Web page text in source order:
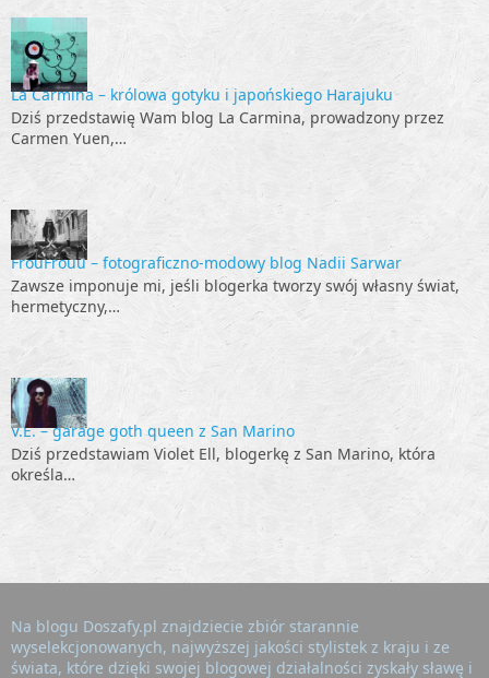
La Carmina – królowa gotyku i japońskiego Harajuku
Dziś przedstawię Wam blog La Carmina, prowadzony przez
Carmen Yuen,…
FrouFrouu – fotograficzno-modowy blog Nadii Sarwar
Zawsze imponuje mi, jeśli blogerka tworzy swój własny świat,
hermetyczny,…
V.E. – garage goth queen z San Marino
Dziś przedstawiam Violet Ell, blogerkę z San Marino, która
określa…
Na blogu Doszafy.pl znajdziecie zbiór starannie
wyselekcjonowanych, najwyższej jakości stylistek z kraju i ze
świata, które dzięki swojej blogowej działalności zyskały sławę i